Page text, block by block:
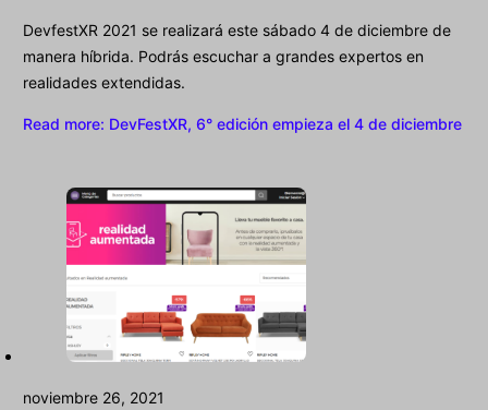
DevfestXR 2021 se realizará este sábado 4 de diciembre de
manera híbrida. Podrás escuchar a grandes expertos en
realidades extendidas.
Read more: DevFestXR, 6° edición empieza el 4 de diciembre
noviembre 26, 2021